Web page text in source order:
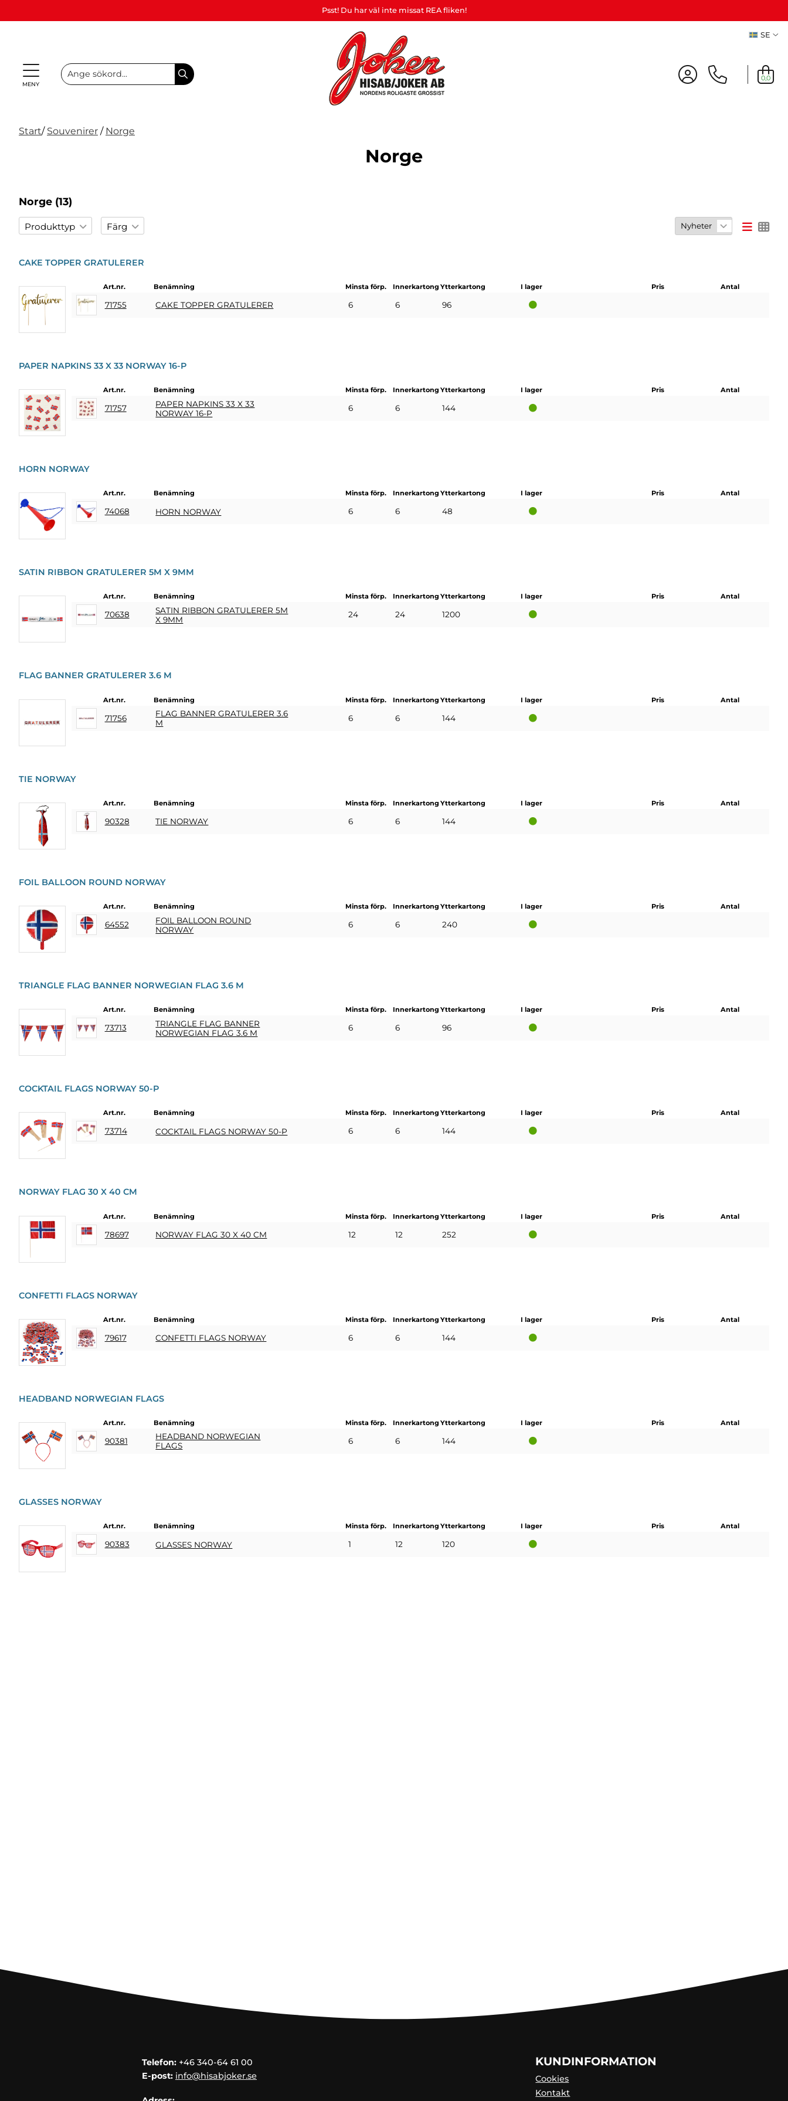
Psst! Du har väl inte missat REA fliken!
SE
MENY
NYHETER
Teman Party
VUXENSPEL
ETC.
PERSONLIGA
LEK &
PYSSEL
MASKERAD
HEART
HOME
LJUS
SOUVENIRER
& DRINKMIXAR
AFFISCHER
REA
KONTAKT
FAQ
SNABBORDER
FAVORITER
0,0
Start/ Souvenirer / Norge
Norge
Norge (13)
Filter
Produkttyp
Banner/PomPom/Honeycomb
Diadem
Engångsartiklar
Glasögon
Konfetti
Färg
Guld
Röd
Vit
CAKE TOPPER GRATULERER
Art.nr. Benämning Minsta förp. Innerkartong Ytterkartong I lager Pris Antal
71755 CAKE TOPPER GRATULERER 6 6 96
PAPER NAPKINS 33 X 33 NORWAY 16-P
Art.nr. Benämning Minsta förp. Innerkartong Ytterkartong I lager Pris Antal
71757
PAPER NAPKINS 33 X 33
NORWAY 16-P
6 6 144
HORN NORWAY
Art.nr. Benämning Minsta förp. Innerkartong Ytterkartong I lager Pris Antal
74068 HORN NORWAY 6 6 48
SATIN RIBBON GRATULERER 5M X 9MM
Art.nr. Benämning Minsta förp. Innerkartong Ytterkartong I lager Pris Antal
70638
SATIN RIBBON GRATULERER 5M
X 9MM
24 24 1200
FLAG BANNER GRATULERER 3.6 M
Art.nr. Benämning Minsta förp. Innerkartong Ytterkartong I lager Pris Antal
71756
FLAG BANNER GRATULERER 3.6
M
6 6 144
TIE NORWAY
Art.nr. Benämning Minsta förp. Innerkartong Ytterkartong I lager Pris Antal
90328 TIE NORWAY 6 6 144
FOIL BALLOON ROUND NORWAY
Art.nr. Benämning Minsta förp. Innerkartong Ytterkartong I lager Pris Antal
64552
FOIL BALLOON ROUND
NORWAY
6 6 240
TRIANGLE FLAG BANNER NORWEGIAN FLAG 3.6 M
Art.nr. Benämning Minsta förp. Innerkartong Ytterkartong I lager Pris Antal
73713
TRIANGLE FLAG BANNER
NORWEGIAN FLAG 3.6 M
6 6 96
COCKTAIL FLAGS NORWAY 50-P
Art.nr. Benämning Minsta förp. Innerkartong Ytterkartong I lager Pris Antal
73714 COCKTAIL FLAGS NORWAY 50-P 6 6 144
NORWAY FLAG 30 X 40 CM
Art.nr. Benämning Minsta förp. Innerkartong Ytterkartong I lager Pris Antal
78697 NORWAY FLAG 30 X 40 CM 12 12 252
CONFETTI FLAGS NORWAY
Art.nr. Benämning Minsta förp. Innerkartong Ytterkartong I lager Pris Antal
79617 CONFETTI FLAGS NORWAY 6 6 144
HEADBAND NORWEGIAN FLAGS
Art.nr. Benämning Minsta förp. Innerkartong Ytterkartong I lager Pris Antal
90381
HEADBAND NORWEGIAN
FLAGS
6 6 144
GLASSES NORWAY
Art.nr. Benämning Minsta förp. Innerkartong Ytterkartong I lager Pris Antal
90383 GLASSES NORWAY 1 12 120
Telefon: +46 340-64 61 00
E-post: info@hisabjoker.se
KUNDINFORMATION
Cookies
Kontakt